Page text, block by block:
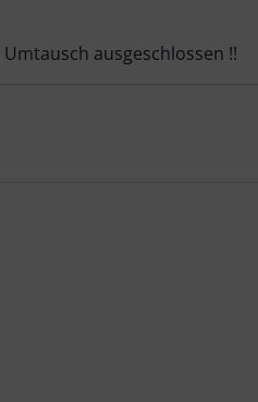
ausgeschlossen !!